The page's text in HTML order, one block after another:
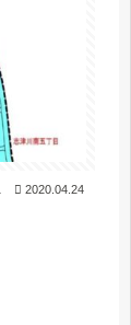
2020.04.24